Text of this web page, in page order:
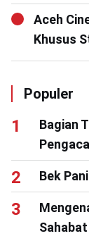
Aceh
Khusus
Populer
Bagian
Bek